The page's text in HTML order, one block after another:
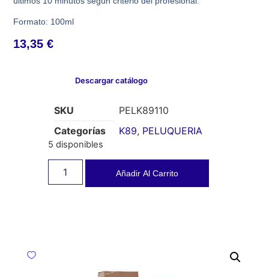
Formato: 100ml
13,35€
Descargar catálogo
SKU
PELK89110
Categorías
K89, PELUQUERIA
5 disponibles
Añadir Al Carrito